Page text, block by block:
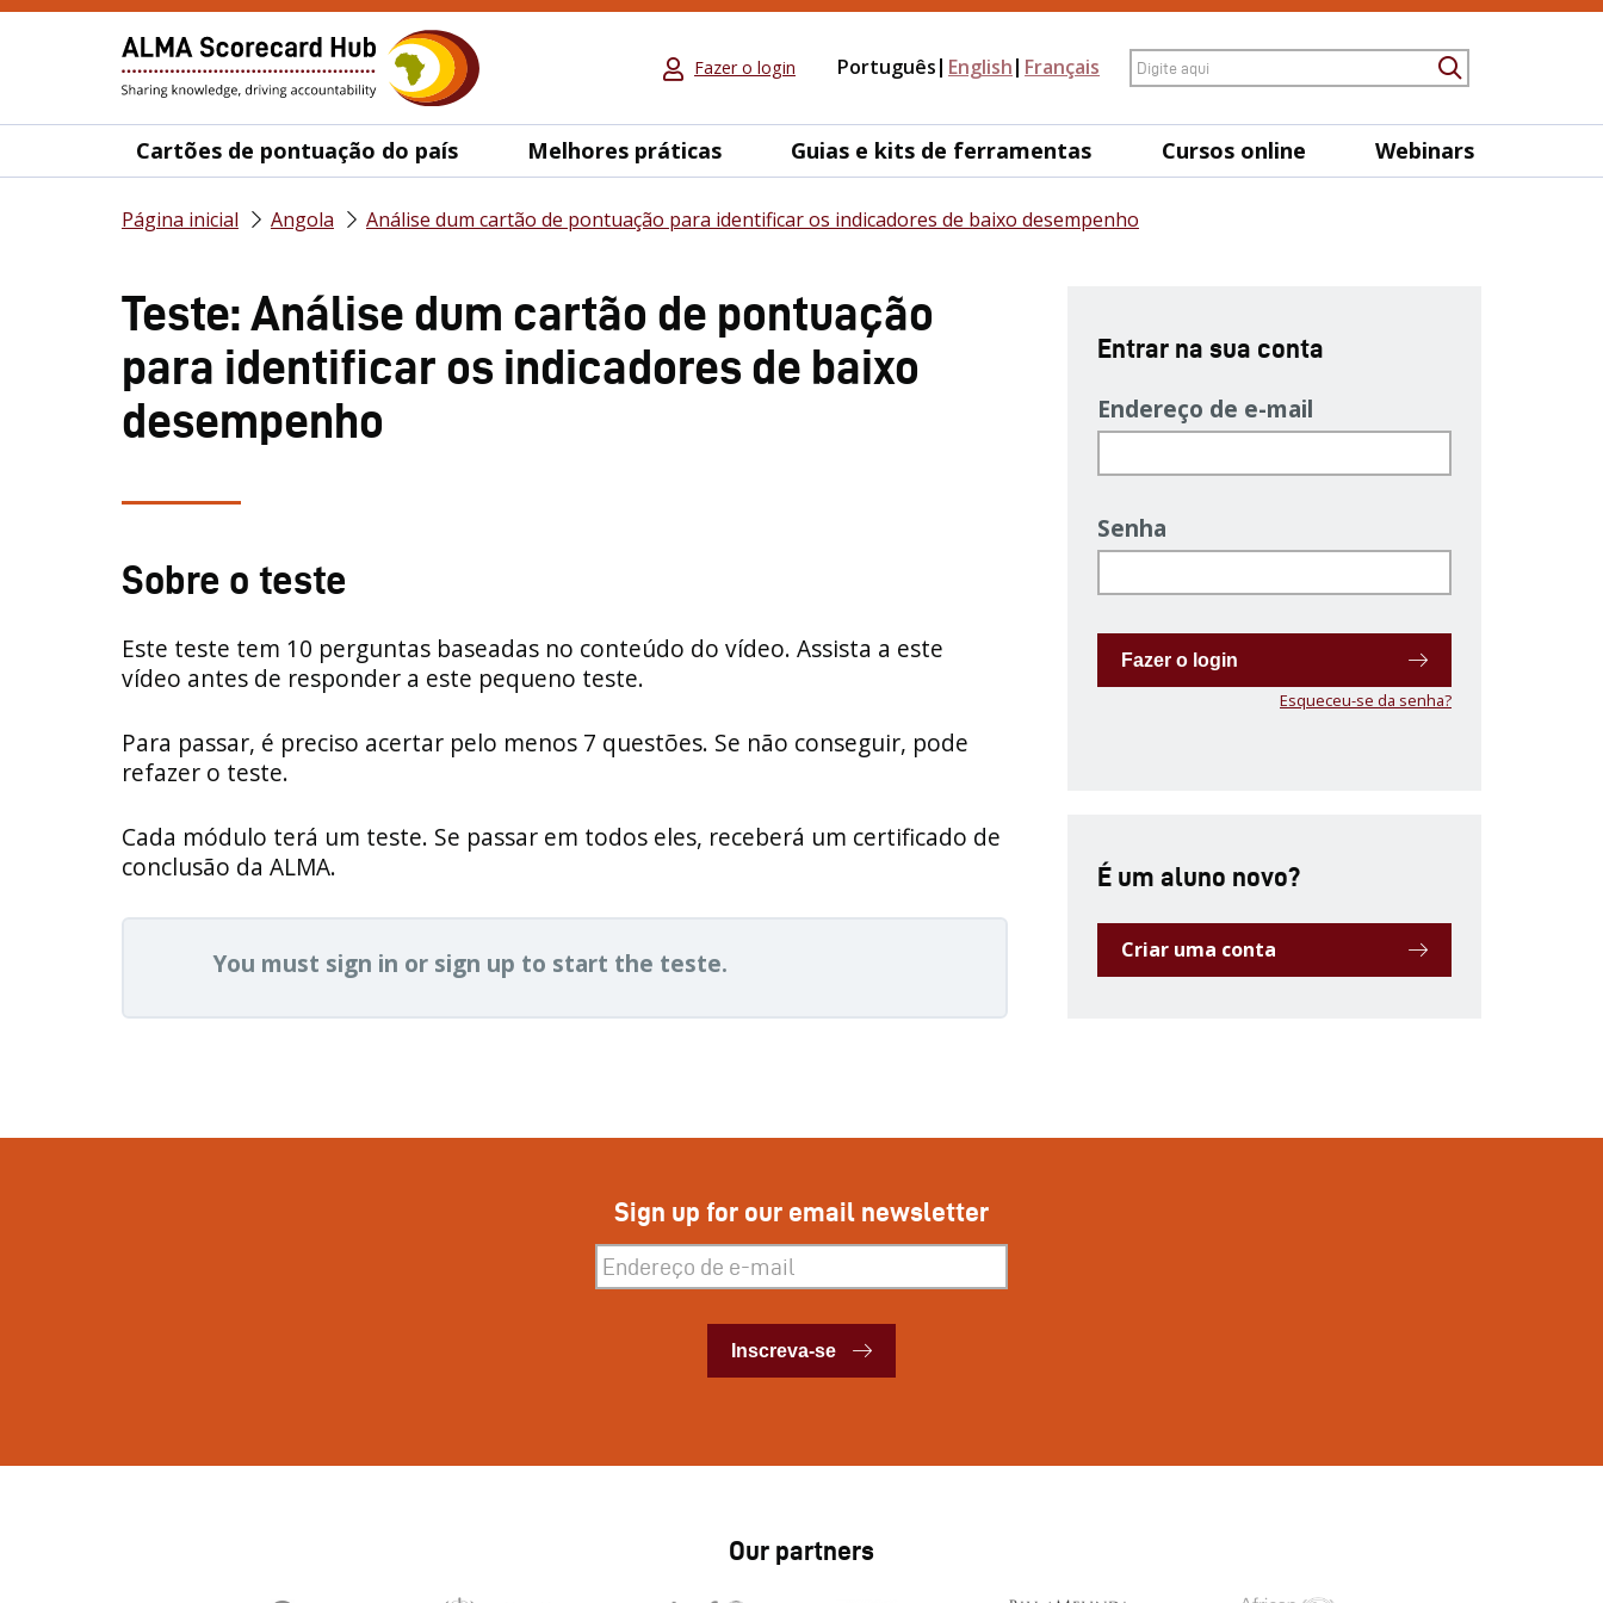
Fazer o login Português English Français Pesquisa
Cartões de pontuação do país Melhores práticas Guias e kits de ferramentas Cursos online Webinars
Página inicial Angola Análise dum cartão de pontuação para identificar os indicadores de baixo desempenho
Teste: Análise dum cartão de pontuação
para identificar os indicadores de baixo
desempenho
Sobre o teste
Este teste tem 10 perguntas baseadas no conteúdo do vídeo. Assista a este
vídeo antes de responder a este pequeno teste.
Para passar, é preciso acertar pelo menos 7 questões. Se não conseguir, pode
refazer o teste.
Cada módulo terá um teste. Se passar em todos eles, receberá um certificado de
conclusão da ALMA.
You must sign in or sign up to start the teste.
Entrar na sua conta
Endereço de e-mail
Senha
Fazer o login
Esqueceu-se da senha?
É um aluno novo?
Criar uma conta
Sign up for our email newsletter
Inscreva-se
Inscreva-se
Our partners